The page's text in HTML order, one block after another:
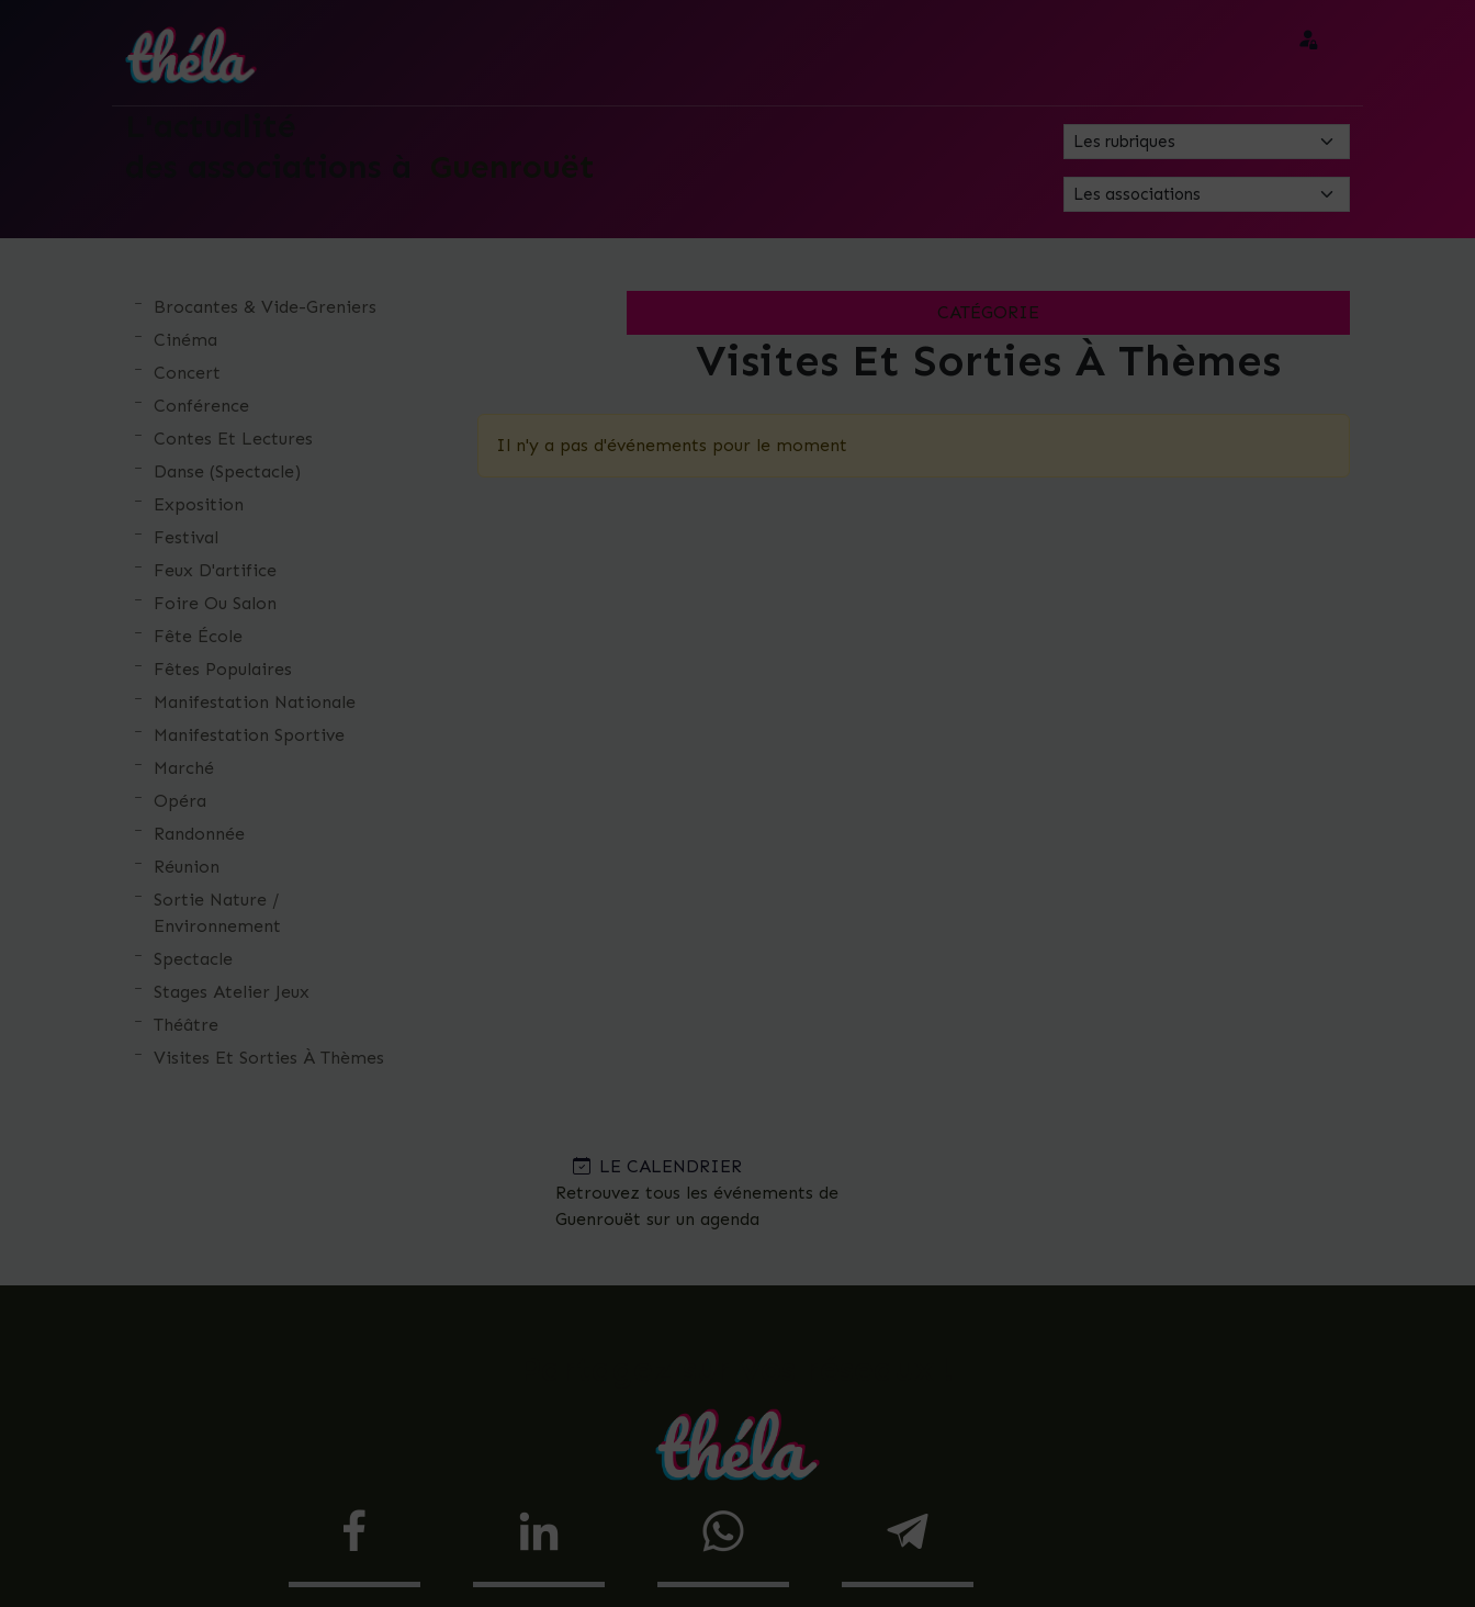
Brocantes & Vide-Greniers
Cinéma
Concert
Conférence
Contes Et Lectures
Danse (Spectacle)
Exposition
Festival
Feux D'artifice
Foire Ou Salon
Fête École
Fêtes Populaires
Manifestation Nationale
Manifestation Sportive
Marché
Opéra
Randonnée
Réunion
Sortie Nature /
Environnement
Spectacle
Stages Atelier Jeux
Théâtre
Visites Et Sorties À Thèmes
CATÉGORIE
Visites Et Sorties À Thèmes
Il n'y a pas d'événements pour le moment
LE CALENDRIER
Retrouvez tous les événements de
Guenrouët sur un agenda